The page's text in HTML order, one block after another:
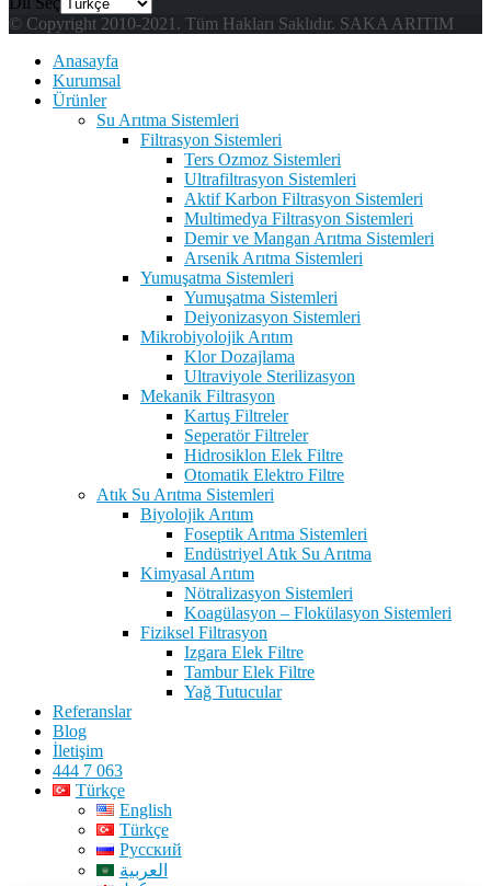
© Copyright 2010-2021. Tüm Hakları Saklıdır. SAKA ARITIM
Anasayfa
Kurumsal
Ürünler
Su Arıtma Sistemleri
Filtrasyon Sistemleri
Ters Ozmoz Sistemleri
Ultrafiltrasyon Sistemleri
Aktif Karbon Filtrasyon Sistemleri
Multimedya Filtrasyon Sistemleri
Demir ve Mangan Arıtma Sistemleri
Arsenik Arıtma Sistemleri
Yumuşatma Sistemleri
Yumuşatma Sistemleri
Deiyonizasyon Sistemleri
Mikrobiyolojik Arıtım
Klor Dozajlama
Ultraviyole Sterilizasyon
Mekanik Filtrasyon
Kartuş Filtreler
Seperatör Filtreler
Hidrosiklon Elek Filtre
Otomatik Elektro Filtre
Atık Su Arıtma Sistemleri
Biyolojik Arıtım
Foseptik Arıtma Sistemleri
Endüstriyel Atık Su Arıtma
Kimyasal Arıtım
Nötralizasyon Sistemleri
Koagülasyon – Flokülasyon Sistemleri
Fiziksel Filtrasyon
Izgara Elek Filtre
Tambur Elek Filtre
Yağ Tutucular
Referanslar
Blog
İletişim
444 7 063
Türkçe
English
Türkçe
Русский
العربية